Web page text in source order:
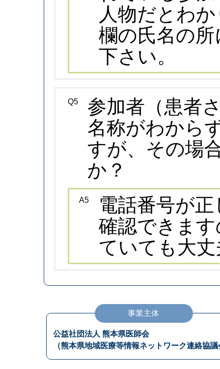
人物だとわ
欄の氏名の
下さい。
Q5
参加者（患者
名称がわから
すが、その場
か？
A5
電話番号が
確認できま
ていても大
事業主体
公益社団法人 熊本県医師会
（熊本県地域医療等情報ネットワーク連絡協議